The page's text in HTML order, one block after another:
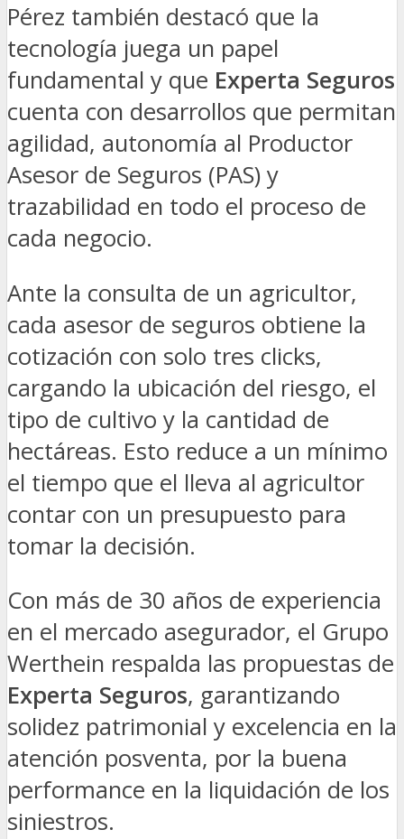
Pérez también destacó que la
tecnología juega un papel
fundamental y que Experta Seguros
cuenta con desarrollos que permitan
agilidad, autonomía al Productor
Asesor de Seguros (PAS) y
trazabilidad en todo el proceso de
cada negocio.
Ante la consulta de un agricultor,
cada asesor de seguros obtiene la
cotización con solo tres clicks,
cargando la ubicación del riesgo, el
tipo de cultivo y la cantidad de
hectáreas. Esto reduce a un mínimo
el tiempo que el lleva al agricultor
contar con un presupuesto para
tomar la decisión.
Con más de 30 años de experiencia
en el mercado asegurador, el Grupo
Werthein respalda las propuestas de
Experta Seguros, garantizando
solidez patrimonial y excelencia en la
atención posventa, por la buena
performance en la liquidación de los
siniestros.